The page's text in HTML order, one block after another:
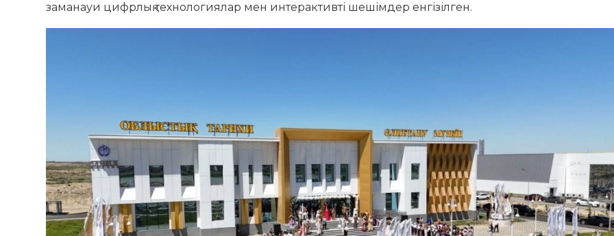
заманауи цифрлық технологиялар мен интерактивті шешімдер енгізілген.